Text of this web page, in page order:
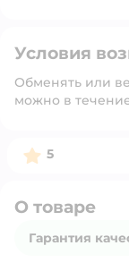
Условия
Обменять или
можно в
Рейтинг:
5
О товаре
Гарантия